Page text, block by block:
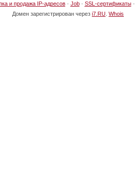
и продажа IP-адресов· Job· SSL-сертификаты·
Домен зарегистрирован через i7.RU Whois